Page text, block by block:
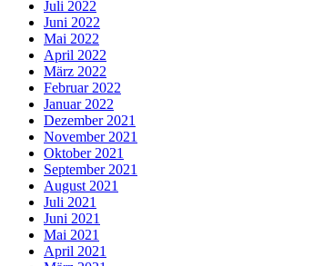
Juli 2022
Juni 2022
Mai 2022
April 2022
März 2022
Februar 2022
Januar 2022
Dezember 2021
November 2021
Oktober 2021
September 2021
August 2021
Juli 2021
Juni 2021
Mai 2021
April 2021